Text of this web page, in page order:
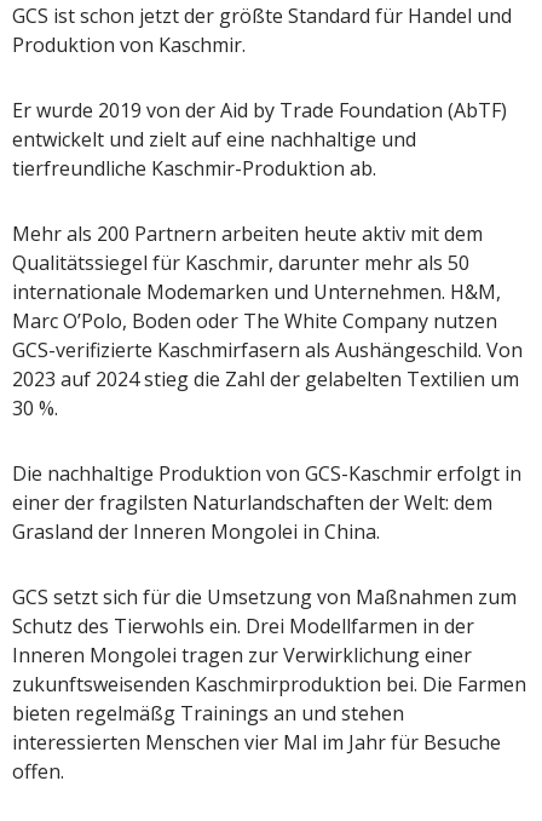
GCS ist schon jetzt der größte Standard für Handel und
Produktion von Kaschmir.
Er wurde 2019 von der Aid by Trade Foundation (AbTF)
entwickelt und zielt auf eine nachhaltige und
tierfreundliche Kaschmir-Produktion ab.
Mehr als 200 Partnern arbeiten heute aktiv mit dem
Qualitätssiegel für Kaschmir, darunter mehr als 50
internationale Modemarken und Unternehmen. H&M,
Marc O’Polo, Boden oder The White Company nutzen
GCS-verifizierte Kaschmirfasern als Aushängeschild. Von
2023 auf 2024 stieg die Zahl der gelabelten Textilien um
30 %.
Die nachhaltige Produktion von GCS-Kaschmir erfolgt in
einer der fragilsten Naturlandschaften der Welt: dem
Grasland der Inneren Mongolei in China.
GCS setzt sich für die Umsetzung von Maßnahmen zum
Schutz des Tierwohls ein. Drei Modellfarmen in der
Inneren Mongolei tragen zur Verwirklichung einer
zukunftsweisenden Kaschmirproduktion bei. Die Farmen
bieten regelmäßg Trainings an und stehen
interessierten Menschen vier Mal im Jahr für Besuche
offen.